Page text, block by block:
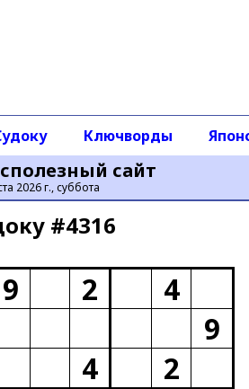
сайт
2026 г., суббота
Ключворды
#4316
9 2
4
9
4
2